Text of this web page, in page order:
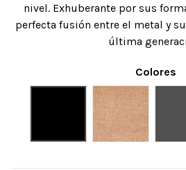
nivel. Exhuberante por sus
perfecta fusión entre el metal y
última
Colores
Beige